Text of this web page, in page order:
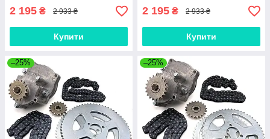
2 195 ₴ 2 933 ₴
Купити
2 195 ₴ 2 933 ₴
Купити
–25% –25%